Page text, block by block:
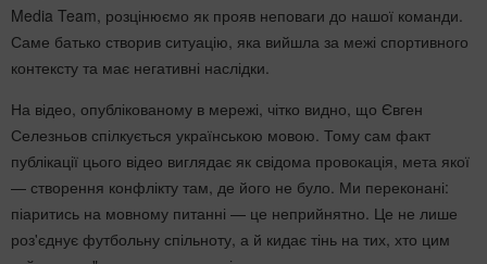
Media Team, розцінюємо як прояв неповаги до нашої команди.
Саме батько створив ситуацію, яка вийшла за межі спортивного
контексту та має негативні наслідки.
На відео, опублікованому в мережі, чітко видно, що Євген
Селезньов спілкується українською мовою. Тому сам факт
публікації цього відео виглядає як свідома провокація, мета якої
— створення конфлікту там, де його не було. Ми переконані:
піаритись на мовному питанні — це неприйнятно. Це не лише
роз'єднує футбольну спільноту, а й кидає тінь на тих, хто цим